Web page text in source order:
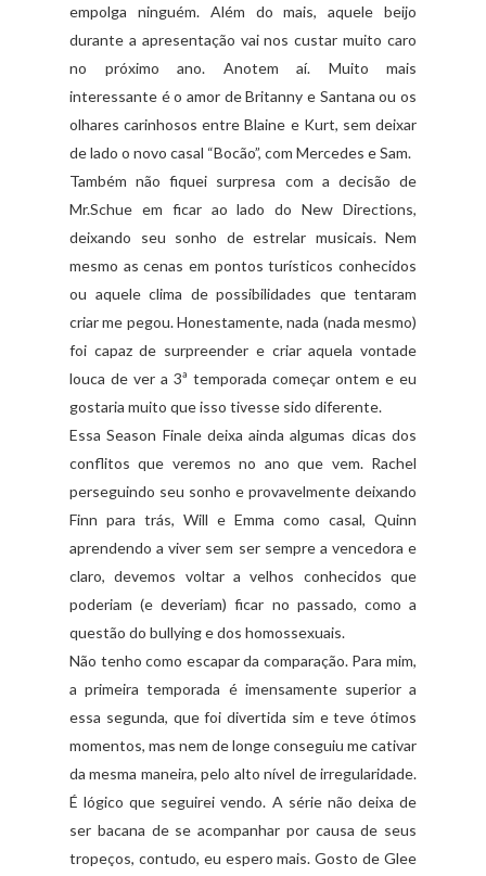
empolga ninguém. Além do mais, aquele beijo
durante a apresentação vai nos custar muito caro
no próximo ano. Anotem aí. Muito mais
interessante é o amor de Britanny e Santana ou os
olhares carinhosos entre Blaine e Kurt, sem deixar
de lado o novo casal “Bocão”, com Mercedes e Sam.
Também não fiquei surpresa com a decisão de
Mr.Schue em ficar ao lado do New Directions,
deixando seu sonho de estrelar musicais. Nem
mesmo as cenas em pontos turísticos conhecidos
ou aquele clima de possibilidades que tentaram
criar me pegou. Honestamente, nada (nada mesmo)
foi capaz de surpreender e criar aquela vontade
louca de ver a 3ª temporada começar ontem e eu
gostaria muito que isso tivesse sido diferente.
Essa Season Finale deixa ainda algumas dicas dos
conflitos que veremos no ano que vem. Rachel
perseguindo seu sonho e provavelmente deixando
Finn para trás, Will e Emma como casal, Quinn
aprendendo a viver sem ser sempre a vencedora e
claro, devemos voltar a velhos conhecidos que
poderiam (e deveriam) ficar no passado, como a
questão do bullying e dos homossexuais.
Não tenho como escapar da comparação. Para mim,
a primeira temporada é imensamente superior a
essa segunda, que foi divertida sim e teve ótimos
momentos, mas nem de longe conseguiu me cativar
da mesma maneira, pelo alto nível de irregularidade.
É lógico que seguirei vendo. A série não deixa de
ser bacana de se acompanhar por causa de seus
tropeços, contudo, eu espero mais. Gosto de Glee